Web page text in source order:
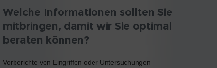
Welche Informationen sollten Sie
mitbringen, damit wir Sie optimal
beraten können?
Vorberichte von Eingriffen oder Untersuchungen